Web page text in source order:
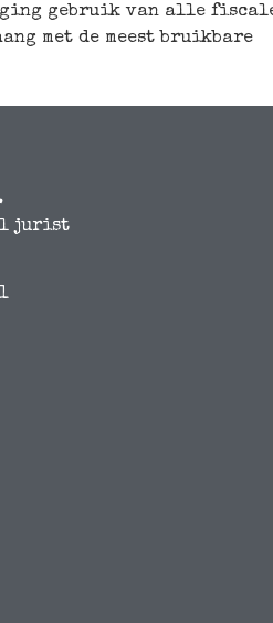
gebruik van alle
met de meest bruikbare
jurist